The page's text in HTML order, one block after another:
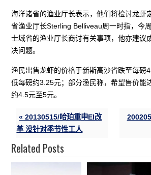
海洋诸省的渔业厅长表示，他们将检讨龙虾
省渔业厅长Sterling Belliveau周一时指，今
士域省的渔业厅长商讨有关事项，他亦建议
决问题。
渔民出售龙虾的价格于新斯高沙省跌至每磅
低每磅约3.25元；部分渔民称，希望售价能
约4.5元至5元。
« 20130515/哈珀重申EI改
革 没针对季节性工人
Related Posts